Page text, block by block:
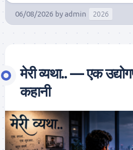
06/08/2026 byadmin 2026
मेरी व्यथा.. — एक
कहानी